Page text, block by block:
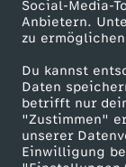
Social-Media-
Anbietern.
zu
Du kannst
Daten
betrifft nur
"Zustimmen"
unserer
Einwilligung
n
S
c
Karriere
ZDF goes Schule
Werbefernsehen
Mainzelmännchen